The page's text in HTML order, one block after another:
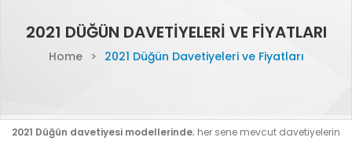
2021 DÜĞÜN DAVETIYELERI VE FIYATLARI
Home > 2021 Düğün Davetiyeleri ve Fiyatları
2021 Düğün davetiyesi modellerinde; her sene mevcut davetiyelerin